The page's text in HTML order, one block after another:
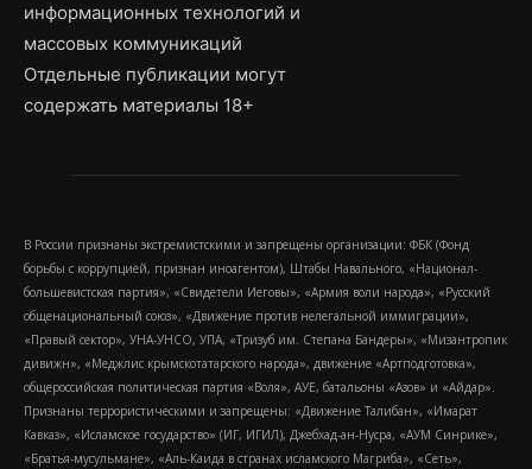
информационных технологий и
массовых коммуникаций
Отдельные публикации могут
содержать материалы 18+
В России признаны экстремистскими и запрещены организации: ФБК (Фонд
борьбы с коррупцией, признан иноагентом), Штабы Навального, «Национал-
большевистская партия», «Свидетели Иеговы», «Армия воли народа», «Русский
общенациональный союз», «Движение против нелегальной иммиграции»,
«Правый сектор», УНА-УНСО, УПА, «Тризуб им. Степана Бандеры», «Мизантропик
дивижн», «Меджлис крымскотатарского народа», движение «Артподготовка»,
общероссийская политическая партия «Воля», АУЕ, батальоны «Азов» и «Айдар».
Признаны террористическими и запрещены: «Движение Талибан», «Имарат
Кавказ», «Исламское государство» (ИГ, ИГИЛ), Джебхад-ан-Нусра, «АУМ Синрике»,
«Братья-мусульмане», «Аль-Каида в странах исламского Магриба», «Сеть»,